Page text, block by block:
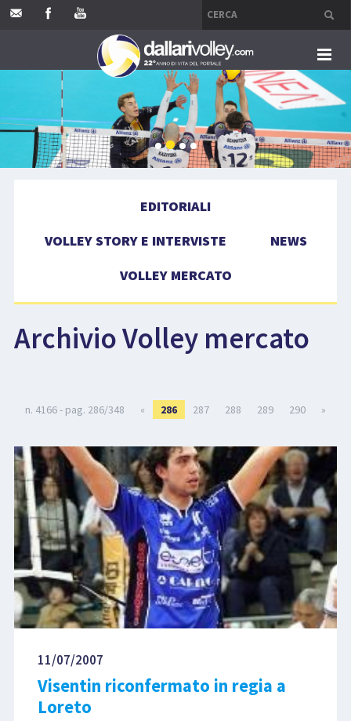
HOME
EDITORIALI
VOLLEY MERCATO
COMPETIZIONI
EVENTI
EDITORIALI
VOLLEY STORY E INTERVISTE
NEWS
VOLLEY MERCATO
Archivio Volley mercato
n. 4166 - pag. 286/348 « 286 287 288 289 290 »
11/07/2007
Visentin riconfermato in regia a
Loreto